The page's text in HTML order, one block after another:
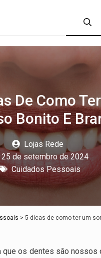
De Como
Bonito E
Lojas Rede
25 de setembro de 2024
Cuidados Pessoais
> 5 dicas de como ter um
que os dentes são nossos